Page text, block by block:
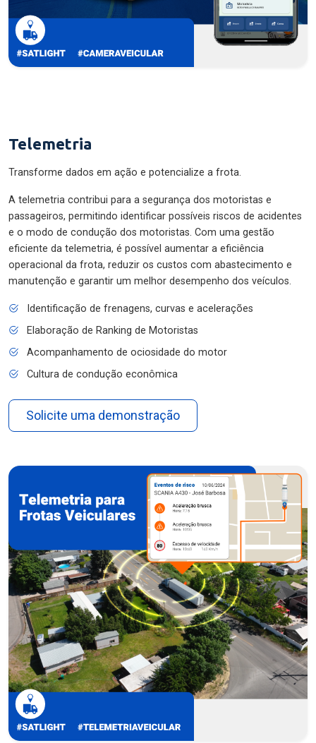
Telemetria
Transforme dados em ação e potencialize a frota.
A telemetria contribui para a segurança dos motoristas e
passageiros, permitindo identificar possíveis riscos de acidentes
e o modo de condução dos motoristas. Com uma gestão
eficiente da telemetria, é possível aumentar a eficiência
operacional da frota, reduzir os custos com abastecimento e
manutenção e garantir um melhor desempenho dos veículos.
Identificação de frenagens, curvas e acelerações
Elaboração de Ranking de Motoristas
Acompanhamento de ociosidade do motor
Cultura de condução econômica
Solicite uma demonstração